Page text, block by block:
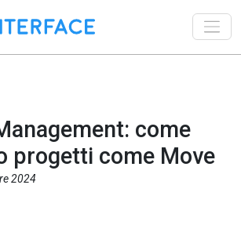
come
progetti come Move
2024